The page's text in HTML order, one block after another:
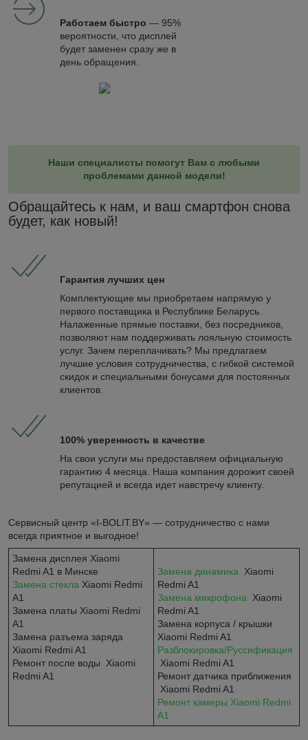
Работаем быстро — 95%
вероятности, что дисплей
будет заменен сразу же в
день обращения.
Наши специалисты помогут Вам с любыми
проблемами данной модели!
Обращайтесь к нам, и ваш смартфон снова
будет, как новый!
Гарантия лучших цен
Комплектующие мы приобретаем напрямую у
первого поставщика в Республике Беларусь.
Налаженные прямые поставки, без посредников,
позволяют нам поддерживать лояльную стоимость
услуг. Зачем переплачивать? Мы предлагаем
лучшие условия сотрудничества, с гибкой системой
скидок и специальными бонусами для постоянных
клиентов.
100% уверенность в качестве
На свои услуги мы предоставляем официальную
гарантию 4 месяца. Наша компания дорожит своей
репутацией и всегда идет навстречу клиенту.
Сервисный центр «I-BOLIT.BY» — сотрудничество с нами
всегда приятное и выгодное!
Замена дисплея Xiaomi
Redmi A1 в Минске
Замена стекла Xiaomi Redmi
A1
Замена платы Xiaomi Redmi
A1
Замена разъема заряда
Xiaomi Redmi A1
Ремонт после воды Xiaomi
Redmi A1
Замена динамика
Xiaomi
Redmi A1
Замена микрофона
Xiaomi
Redmi A1
Замена корпуса / крышки
Xiaomi Redmi A1
Разблокировка/Руссификация
Xiaomi Redmi A1
Ремонт датчика приближения
Xiaomi Redmi A1​​
Ремонт камеры Xiaomi Redmi
A1